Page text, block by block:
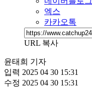
엑스
카카오톡
URL 복사
윤태희 기자
입력 2025 04 30 15:31
수정 2025 04 30 15:31